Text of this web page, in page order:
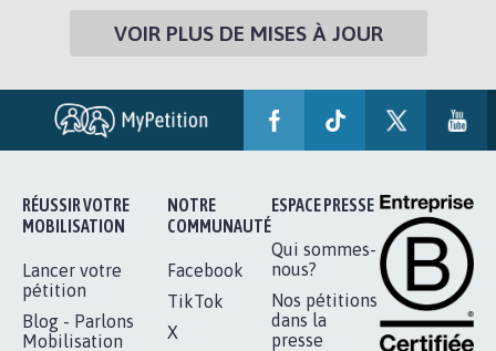
VOIR PLUS DE MISES À JOUR
RÉUSSIR VOTRE
MOBILISATION
Lancer votre
pétition
Blog - Parlons
Mobilisation
NOTRE
COMMUNAUTÉ
Facebook
TikTok
X
ESPACE PRESSE
Qui sommes-
nous?
Nos pétitions
dans la
presse